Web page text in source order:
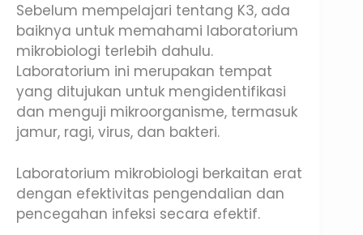
Sebelum mempelajari tentang K3, ada
baiknya untuk memahami laboratorium
mikrobiologi terlebih dahulu.
Laboratorium ini merupakan tempat
yang ditujukan untuk mengidentifikasi
dan menguji mikroorganisme, termasuk
jamur, ragi, virus, dan bakteri.
Laboratorium mikrobiologi berkaitan erat
dengan efektivitas pengendalian dan
pencegahan infeksi secara efektif.